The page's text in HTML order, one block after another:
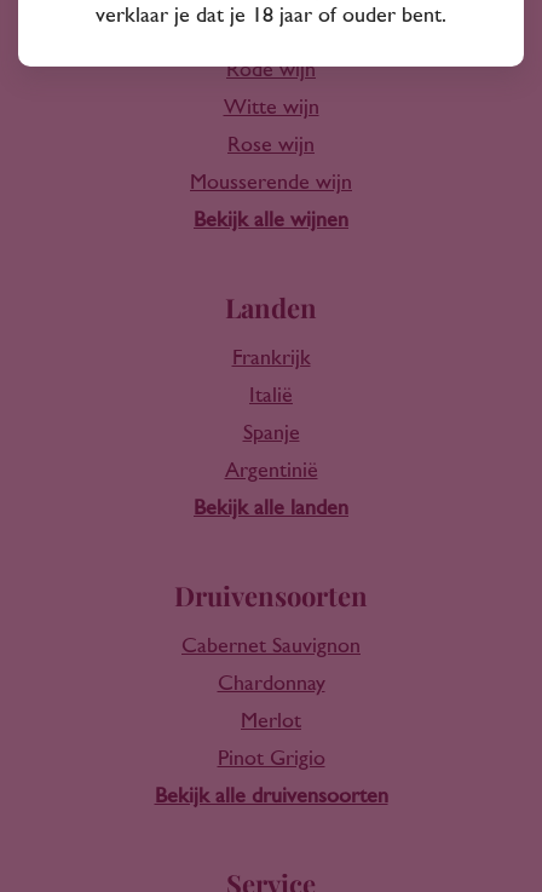
Wijn
Rode wijn
Witte wijn
Rose wijn
Mousserende wijn
Bekijk alle wijnen
Landen
Frankrijk
Italië
Spanje
Argentinië
Bekijk alle landen
Druivensoorten
Cabernet Sauvignon
Chardonnay
Merlot
Pinot Grigio
Bekijk alle druivensoorten
Service
verklaar je dat je 18 jaar of ouder bent.